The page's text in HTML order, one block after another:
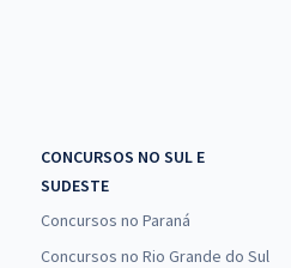
CONCURSOS NO SUL E
SUDESTE
Concursos no Paraná
Concursos no Rio Grande do Sul